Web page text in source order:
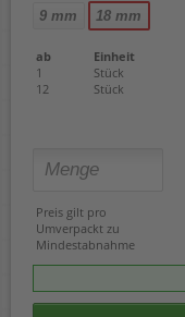
9 mm 18 mm
ab Einheit
1
Stück
12
Stück
Preis gilt pro
Umverpackt zu
Mindestabnahme